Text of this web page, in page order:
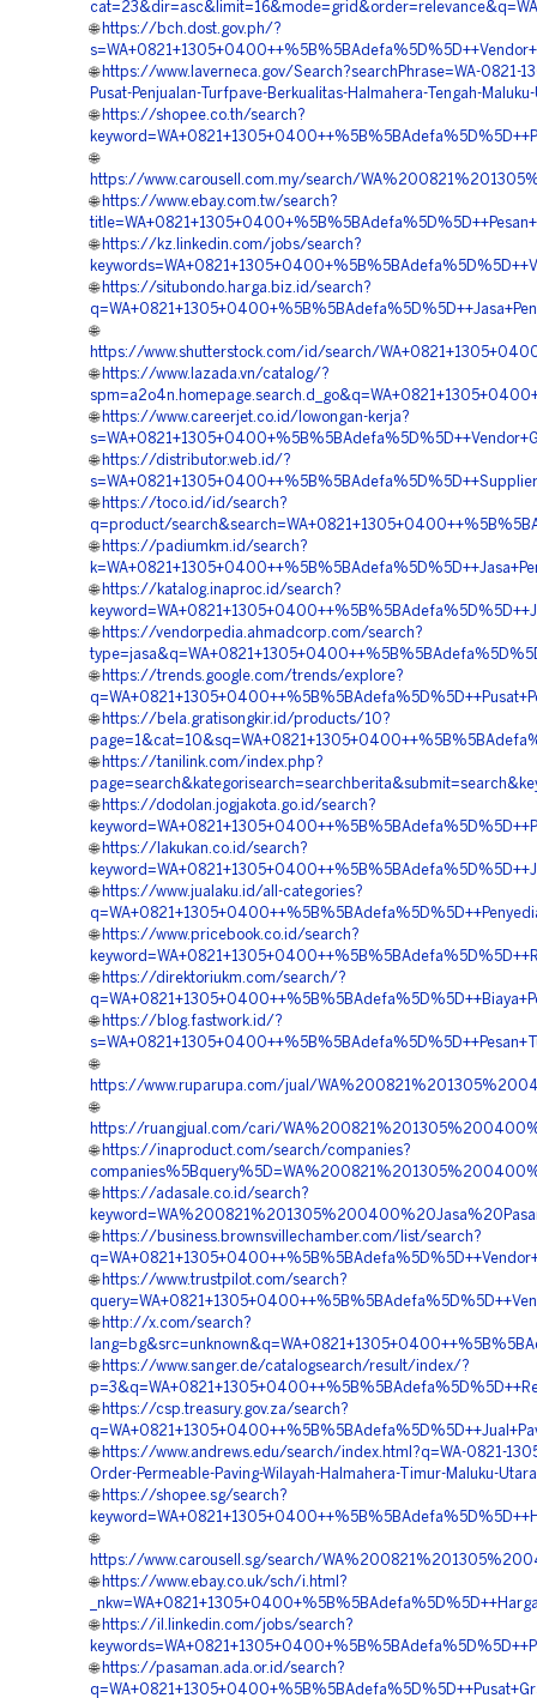
🌐 https://bch.dost.gov.ph/?
🌐 https://www.laverneca.gov/Search?searchPhrase=WA-0821-
Pusat-Penjualan-Turfpave-Berkualitas-Halmahera-Tengah-
🌐 https://shopee.co.th/search?
🌐
https://www.carousell.com.my/search/
🌐 https://www.ebay.com.tw/search?
🌐 https://kz.linkedin.com/jobs/search?
🌐 https://situbondo.harga.biz.id/search?
🌐
https://www.shutterstock.com/id/search/
🌐 https://www.lazada.vn/catalog/?
🌐 https://www.careerjet.co.id/lowongan-kerja?
🌐 https://distributor.web.id/?
🌐 https://toco.id/id/search?
q=product/
🌐 https://padiumkm.id/search?
🌐 https://katalog.inaproc.id/search?
🌐 https://vendorpedia.ahmadcorp.com/search?
🌐 https://trends.google.com/trends/explore?
🌐 https://bela.gratisongkir.id/products/10?
🌐 https://tanilink.com/index.php?
🌐 https://dodolan.jogjakota.go.id/search?
🌐 https://lakukan.co.id/search?
🌐 https://www.jualaku.id/all-categories?
🌐 https://www.pricebook.co.id/search?
🌐 https://direktoriukm.com/search/?
🌐 https://blog.fastwork.id/?
🌐
https://www.ruparupa.com/jual/
🌐
https://ruangjual.com/cari/
🌐 https://inaproduct.com/search/companies?
🌐 https://adasale.co.id/search?
🌐 https://business.brownsvillechamber.com/list/search?
🌐 https://www.trustpilot.com/search?
🌐 http://x.com/search?
🌐 https://www.sanger.de/catalogsearch/result/index/?
🌐 https://csp.treasury.gov.za/search?
🌐 https://www.andrews.edu/search/index.html?q=WA-0821-
Order-Permeable-Paving-Wilayah-Halmahera-Timur-Maluku-Utara
🌐 https://shopee.sg/search?
🌐
https://www.carousell.sg/search/
🌐 https://www.ebay.co.uk/sch/i.html?
🌐 https://il.linkedin.com/jobs/search?
🌐 https://pasaman.ada.or.id/search?